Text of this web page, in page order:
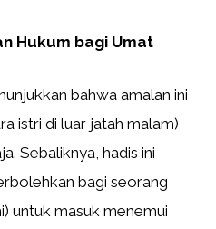
Hukum bagi Umat
bahwa amalan ini
istri di luar jatah malam)
bagi seorang
untuk masuk menemui